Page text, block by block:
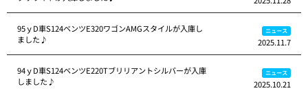
95ｙD車S124ベンツE320ワゴンAMGスタイルが入庫し
ました♪
ニュース
2025.11.7
94ｙD車S124ベンツE220Tブリリアントシルバーが入庫
しました♪
ニュース
2025.10.21